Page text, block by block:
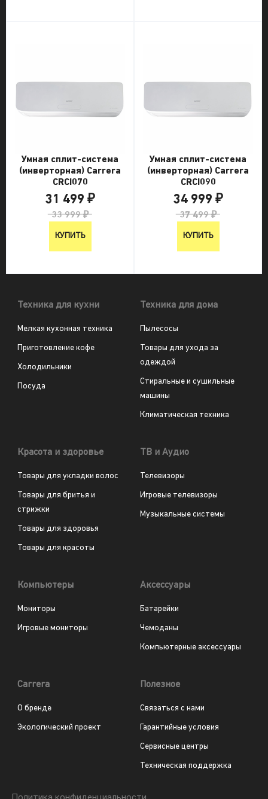
Умная сплит-система
(инверторная) Carrera
CRCI070
31 499 ₽
33 999 ₽
КУПИТЬ
Умная сплит-система
(инверторная) Carrera
CRCI090
34 999 ₽
37 499 ₽
КУПИТЬ
Техника для кухни
Мелкая кухонная техника
Приготовление кофе
Холодильники
Посуда
Техника для дома
Пылесосы
Товары для ухода за
одеждой
Стиральные и сушильные
машины
Климатическая техника
Красота и здоровье
Товары для укладки волос
Товары для бритья и
стрижки
Товары для здоровья
Товары для красоты
ТВ и Аудио
Телевизоры
Игровые телевизоры
Музыкальные системы
Компьютеры
Мониторы
Игровые мониторы
Аксессуары
Батарейки
Чемоданы
Компьютерные аксессуары
Carrera
О бренде
Экологический проект
Полезное
Связаться с нами
Гарантийные условия
Сервисные центры
Техническая поддержка